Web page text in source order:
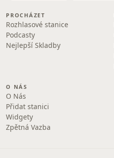
PROCHÁZET
Rozhlasové stanice
Podcasty
Nejlepší Skladby
O NÁS
O Nás
Přidat stanici
Widgety
Zpětná Vazba